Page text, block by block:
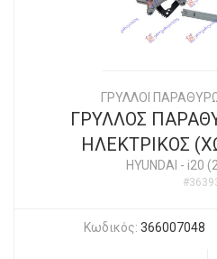
ΓΡΥΛΛΟΙ
ΓΡΥΛΛΟΣ
ΗΛΕΚΤΡΙΚΟΣ
HYUNDAI - i20
Κωδικός: 366007048